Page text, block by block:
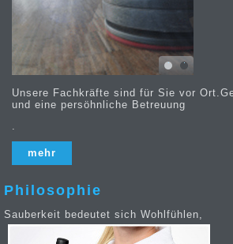
Unsere Fachkräfte sind für Sie vor
und eine persöhnliche Betreuung
.
mehr
Philosophie
Sauberkeit bedeutet sich Wohlfühlen,